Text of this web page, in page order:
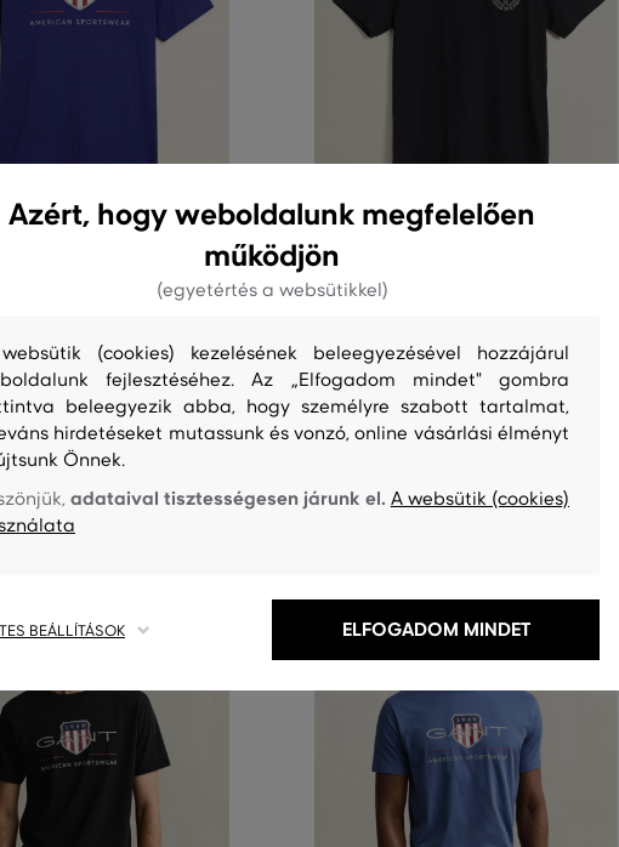
REG ARCHIVE SHIELD SS T-
+2 további 23 990 Ft
16 790 Ft
XXL +3 további
PÓLÓ GANT GRAPHIC SS TSHIRT
13 990 Ft
Elérhető méretek:
S, M, L, XL, XXL +3 további
Azért, hogy weboldalunk megfelelően
működjön
(egyetértés a websütikkel)
(cookies) kezelésének beleegyezésével hozzájárul
fejlesztéséhez. Az „Elfogadom mindet" gombra
beleegyezik abba, hogy személyre szabott tartalmat,
hirdetéseket mutassunk és vonzó, online vásárlási élményt
Önnek.
adataival tisztességesen járunk el. A websütik (cookies)
BEÁLLÍTÁSOK ELFOGADOM MINDET